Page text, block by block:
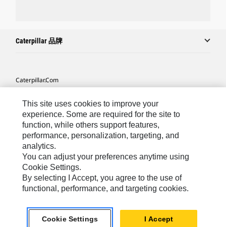
Caterpillar 品牌
Caterpillar.com
我的营销首选项
站点地图
Cookie Settings
法律
隐私
Africa, Middle East ‧ Chinese© 2026 Caterpillar. 保留所有权利
This site uses cookies to improve your
experience. Some are required for the site to
function, while others support features,
performance, personalization, targeting, and
analytics.
You can adjust your preferences anytime using
Cookie Settings.
By selecting I Accept, you agree to the use of
functional, performance, and targeting cookies.
Cookie Settings I Accept